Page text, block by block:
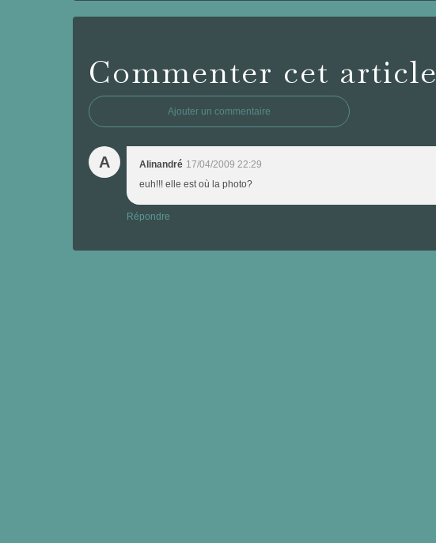
Commenter cet article
Ajouter un commentaire
A Alinandré 17/04/2009 22:29
euh!!! elle est où la photo?
Répondre